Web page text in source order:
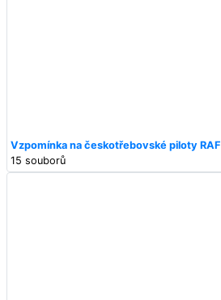
Vzpomínka na českotřebovské piloty RAF
15 souborů